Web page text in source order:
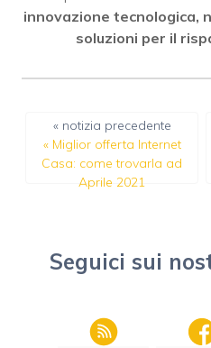
innovazione tecnologica,
soluzioni per il
« notizia precedente
« Miglior offerta Internet
Casa: come trovarla ad
Aprile 2021
Seguici sui